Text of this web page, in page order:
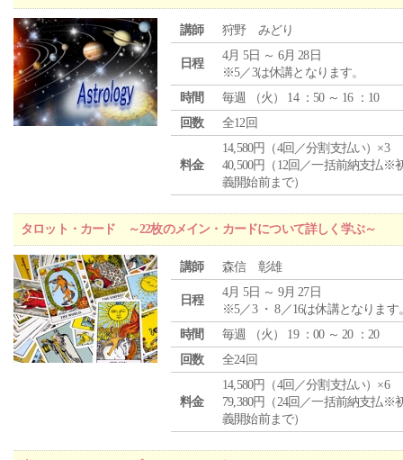
講師 狩野 みどり
日程
4月 5日 ～ 6月 28日
※5／3は休講となります。
時間
毎週 （火 ） 14 ：50 ～ 16 ：10
回数
全12回
料金
14,580円（4回／分割支払い）×3
40,500円（12回／一括前納支払※
義開始前まで）
タロット・カード ～22枚のメイン・カードについて詳しく学ぶ～
講師 森信 彰雄
日程
4月 5日 ～ 9月 27日
※5／3 ・ 8／16は休講となります
時間
毎週 （火 ） 19 ：00 ～ 20 ：20
回数
全24回
料金
14,580円（4回／分割支払い）×6
79,380円（24回／一括前納支払※
義開始前まで）